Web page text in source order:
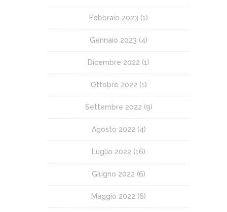
Febbraio 2023 (1)
Gennaio 2023 (4)
Dicembre 2022 (1)
Ottobre 2022 (1)
Settembre 2022 (9)
Agosto 2022 (4)
Luglio 2022 (16)
Giugno 2022 (6)
Maggio 2022 (6)